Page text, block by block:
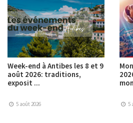
Week-end à Antibes les 8 et 9
août 2026: traditions,
exposit ...
5 août 2026 5